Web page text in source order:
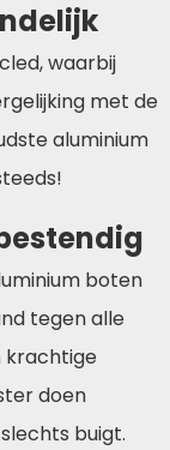
waarbij
met de
aluminium
boten
tegen alle
krachtige
doen
buigt.